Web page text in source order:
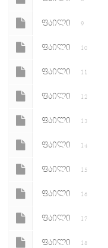
ᲤᲐᲘᲚᲘ 9
ᲤᲐᲘᲚᲘ 10
ᲤᲐᲘᲚᲘ 11
ᲤᲐᲘᲚᲘ 12
ᲤᲐᲘᲚᲘ 13
ᲤᲐᲘᲚᲘ 14
ᲤᲐᲘᲚᲘ 15
ᲤᲐᲘᲚᲘ 16
ᲤᲐᲘᲚᲘ 17
ᲤᲐᲘᲚᲘ 18